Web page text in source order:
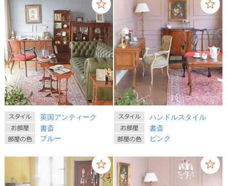
英国アンティーク
書斎
ブルー
ハンドルスタイル
書斎
ピンク